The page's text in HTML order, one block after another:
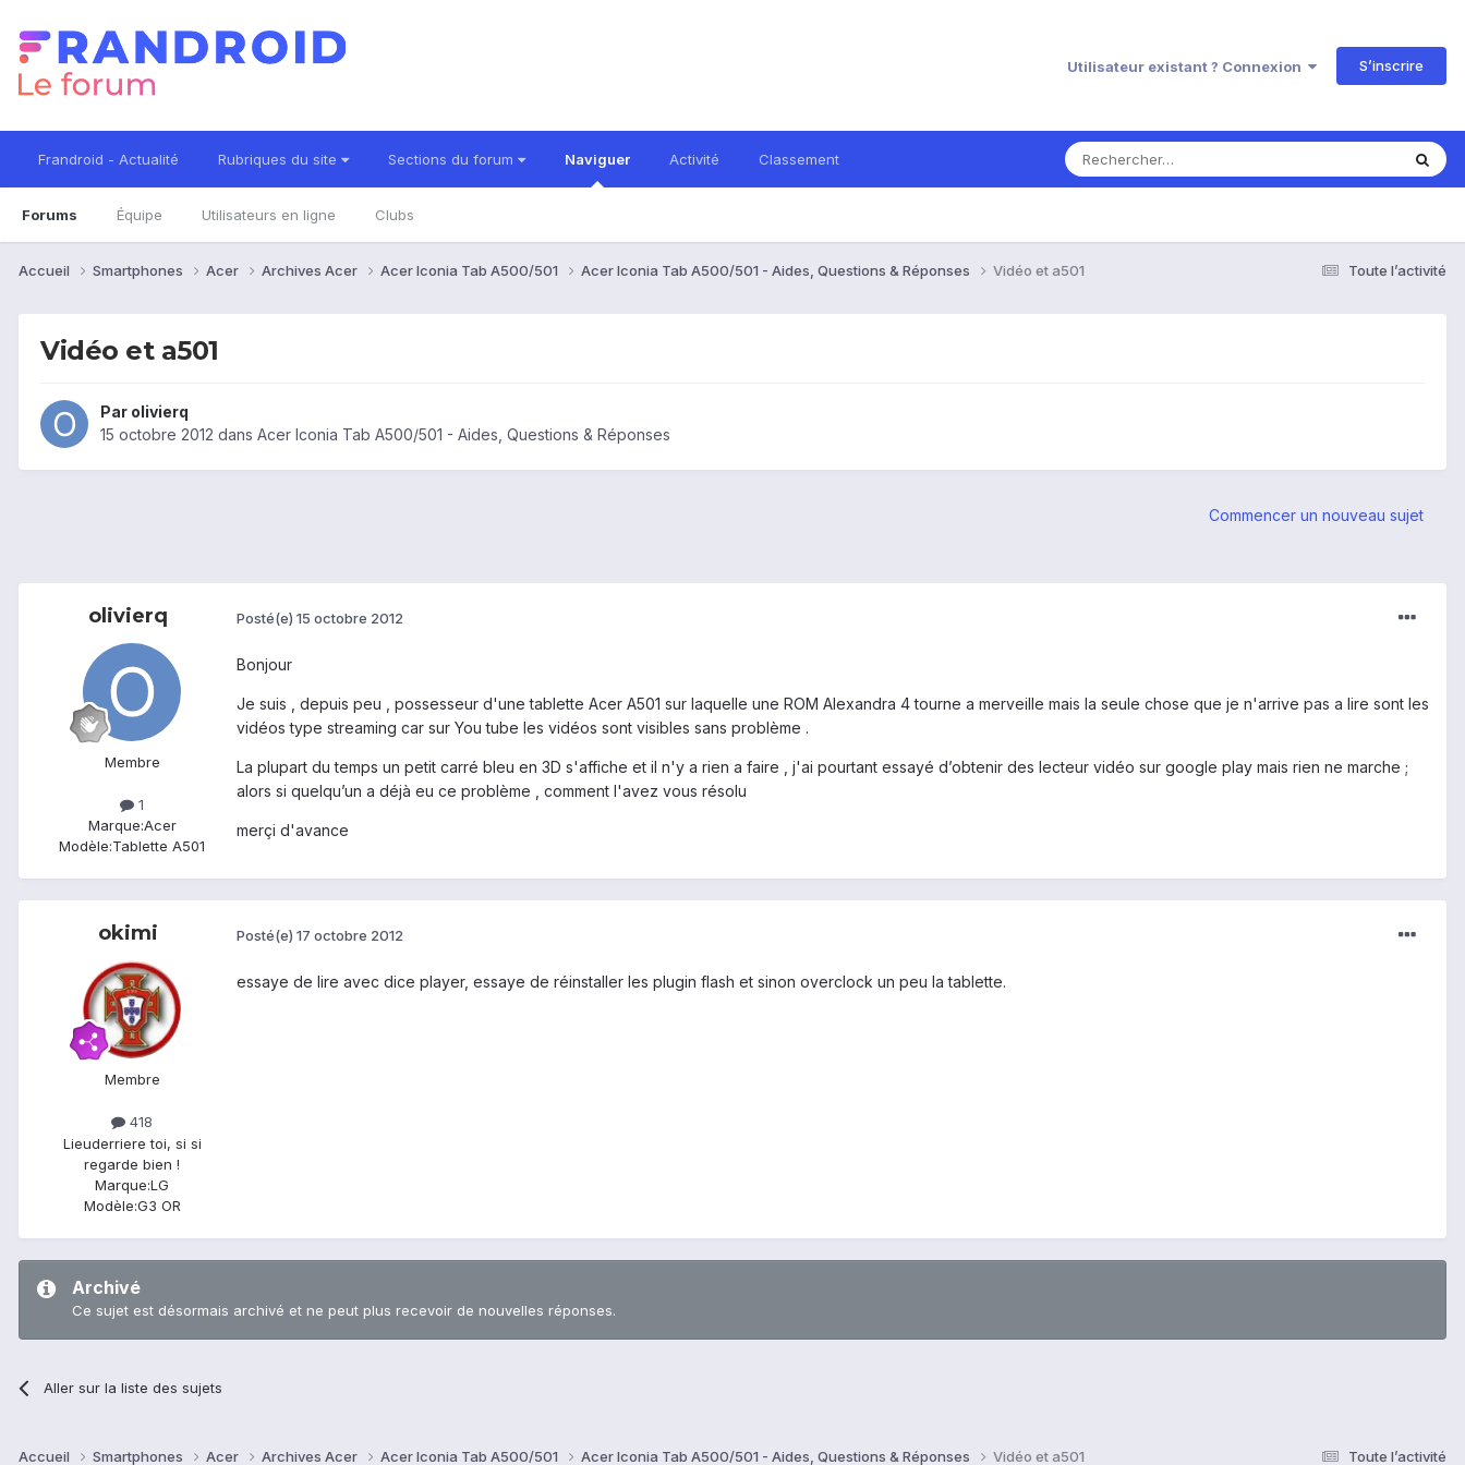
Utilisateur existant ? Connexion S’inscrire
Frandroid - Actualité Rubriques du site Sections du forum Naviguer
Forums Équipe Utilisateurs en ligne Clubs
Activité Classement
Toute l’activité
Accueil Smartphones Acer Archives Acer Acer Iconia Tab A500/501 Acer Iconia Tab A500/501 - Aides, Questions & Réponses Vidéo et a501
Vidéo et a501
Par olivierq
15 octobre 2012 dans Acer Iconia Tab A500/501 - Aides, Questions & Réponses
Commencer un nouveau sujet
olivierq
Membre
1
Marque:Acer
Modèle:Tablette A501
Posté(e) 15 octobre 2012
Bonjour
Je suis , depuis peu , possesseur d'une tablette Acer A501 sur laquelle une ROM Alexandra 4 tourne a merveille mais la seule chose que je n'arrive pas a lire sont les
vidéos type streaming car sur You tube les vidéos sont visibles sans problème .
La plupart du temps un petit carré bleu en 3D s'affiche et il n'y a rien a faire , j'ai pourtant essayé d’obtenir des lecteur vidéo sur google play mais rien ne marche ;
alors si quelqu’un a déjà eu ce problème , comment l'avez vous résolu
merçi d'avance
okimi
Membre
418
Lieuderriere toi, si si
regarde bien !
Marque:LG
Modèle:G3 OR
Posté(e) 17 octobre 2012
essaye de lire avec dice player, essaye de réinstaller les plugin flash et sinon overclock un peu la tablette.
Archivé
Ce sujet est désormais archivé et ne peut plus recevoir de nouvelles réponses.
Aller sur la liste des sujets
Toute l’activité
Accueil Smartphones Acer Archives Acer Acer Iconia Tab A500/501 Acer Iconia Tab A500/501 - Aides, Questions & Réponses Vidéo et a501